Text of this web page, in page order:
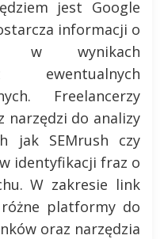
jest Google
informacji o
w wynikach
ewentualnych
Freelancerzy
narzędzi do analizy
jak SEMrush czy
identyfikacji fraz o
W zakresie link
platformy do
oraz narzędzia